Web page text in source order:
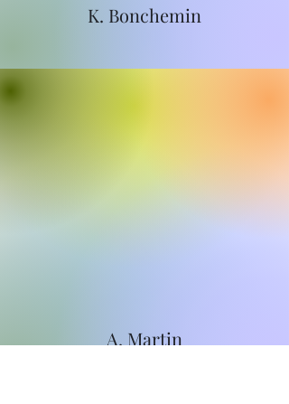
K. Bonchemin
A. Martin